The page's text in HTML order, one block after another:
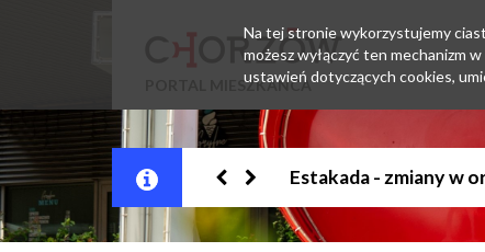
PORTAL MIESZKAŃCA
Jesteśmy w EZD
Na tej stronie wykorzystujemy
możesz wyłączyć ten mechanizm
ustawień dotyczących cookies,